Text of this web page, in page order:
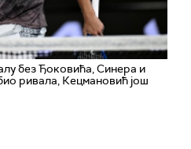
без Ђоковића, Синера и
ривала, Кецмановић још